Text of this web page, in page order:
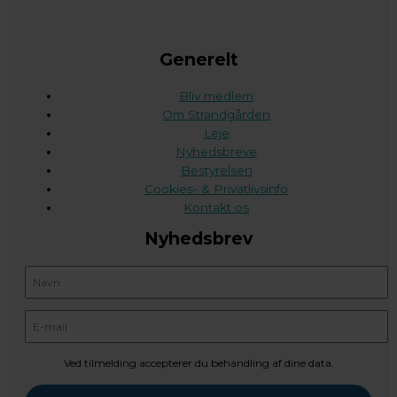
Generelt
Bliv medlem
Om Strandgården
Leje
Nyhedsbreve
Bestyrelsen
Cookies- & Privatlivsinfo
Kontakt os
Nyhedsbrev
Ved tilmelding accepterer du behandling af dine data.